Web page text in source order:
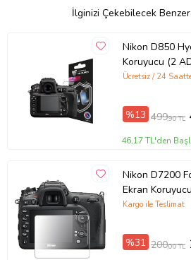
İlginizi Çekebilecek
Nikon D850
Koruyucu (2
Ücretsiz / 24
%13 499,90 TL
46,17 TL'den
Nikon D7200
Ekran
Kargo ile Teslimat
%31 200,00 TL